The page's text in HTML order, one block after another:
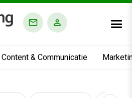
Content & Communicatie